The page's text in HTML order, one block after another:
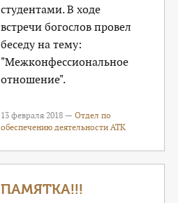
студентами. В ходе
встречи богослов провел
беседу на тему:
"Межконфессиональное
отношение".
13 февраля 2018 —Отдел по
обеспечению деятельности АТК
ПАМЯТКА!!!